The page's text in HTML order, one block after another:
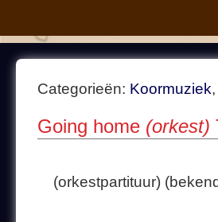
Categorieën: Koormuziek,
Going home (orkest)
(orkestpartituur)